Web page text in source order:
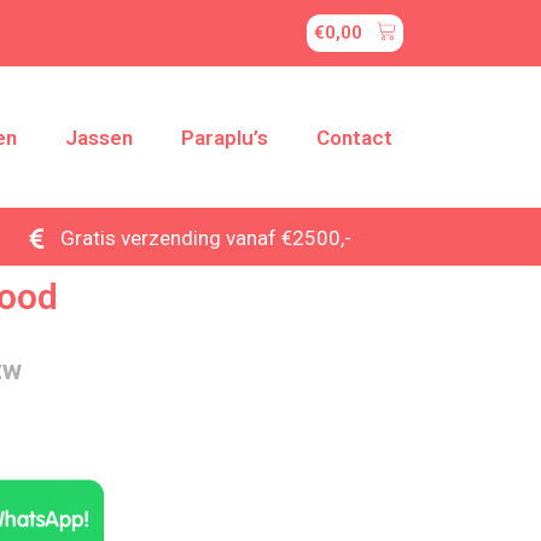
€0,00
Jassen Paraplu’s Contact
Gratis verzending vanaf €2500,-